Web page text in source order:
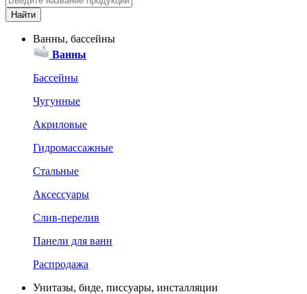
Ванны, бассейны
Ванны
Бассейны
Чугунные
Акриловые
Гидромассажные
Стальные
Аксессуары
Слив-перелив
Панели для ванн
Распродажа
Унитазы, биде, писсуары, инсталляции